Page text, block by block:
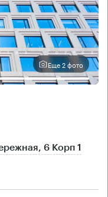
Еще 2 фото
6 Корп 1